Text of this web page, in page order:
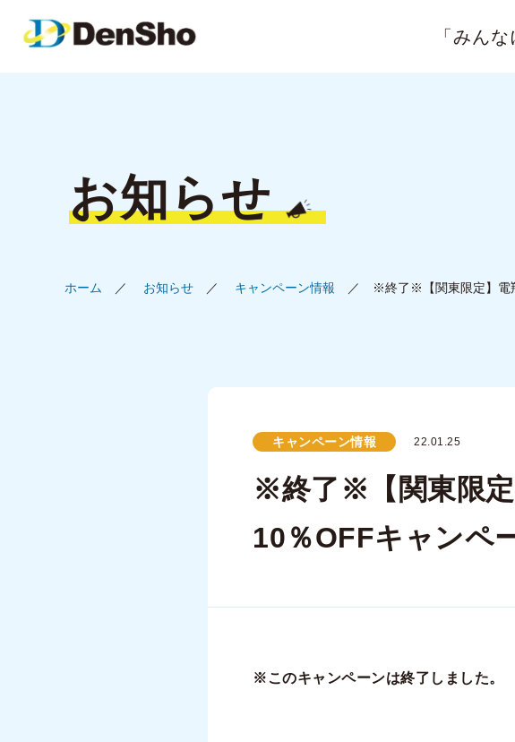
「みん
お知らせ
ホーム お知らせ キャンペーン情報 ※終了※【関東限定】電
キャンペーン情報 22.01.25
※終了※【関東限定
10％OFFキャンペ
※このキャンペーンは終了しました。